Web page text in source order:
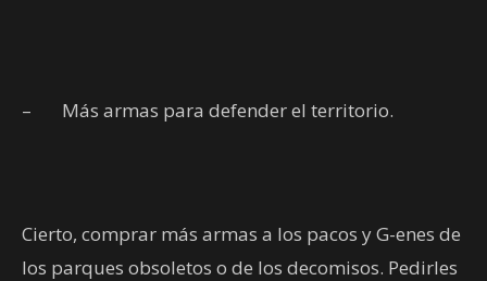
– Más armas para defender el territorio.
Cierto, comprar más armas a los pacos y G-enes de
los parques obsoletos o de los decomisos. Pedirles